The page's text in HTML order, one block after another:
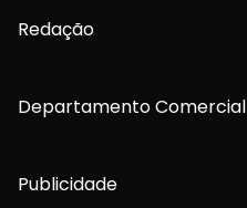
Redação
Departamento Comercial
Publicidade